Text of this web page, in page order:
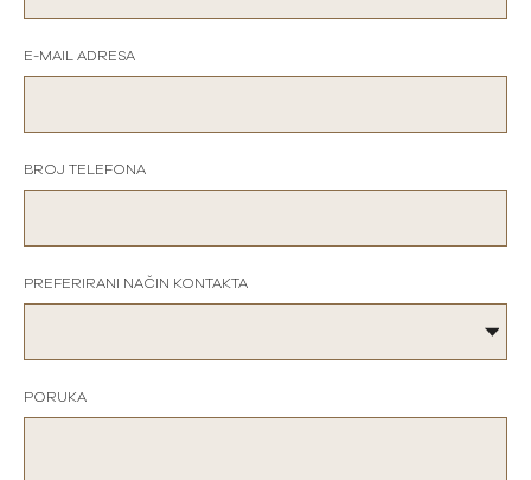
E-MAIL ADRESA
BROJ TELEFONA
PREFERIRANI NAČIN KONTAKTA
PORUKA